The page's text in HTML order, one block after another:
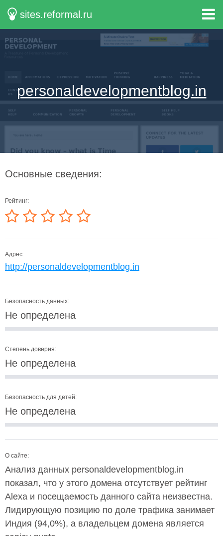
sites.reformal.ru
personaldevelopmentblog.in
Основные сведения:
Рейтинг:
Адрес:
http://personaldevelopmentblog.in
Безопасность данных:
Не определена
Степень доверия:
Не определена
Безопасность для детей:
Не определена
О сайте:
Анализ данных personaldevelopmentblog.in
показал, что у этого домена отсутствует рейтинг
Alexa и посещаемость данного сайта неизвестна.
Лидирующую позицию по доле трафика занимает
Индия (94,0%), а владельцем домена является